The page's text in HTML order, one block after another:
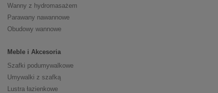
Wanny z hydromasażem
Parawany nawannowe
Obudowy wannowe
Meble i Akcesoria
Szafki podumywalkowe
Umywalki z szafką
Lustra łazienkowe